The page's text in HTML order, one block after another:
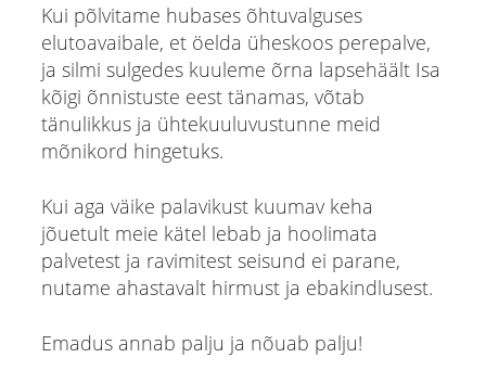
Kui põlvitame hubases õhtuvalguses
elutoavaibale, et öelda üheskoos perepalve,
ja silmi sulgedes kuuleme õrna lapsehäält Isa
kõigi õnnistuste eest tänamas, võtab
tänulikkus ja ühtekuuluvustunne meid
mõnikord hingetuks.
Kui aga väike palavikust kuumav keha
jõuetult meie kätel lebab ja hoolimata
palvetest ja ravimitest seisund ei parane,
nutame ahastavalt hirmust ja ebakindlusest.
Emadus annab palju ja nõuab palju!